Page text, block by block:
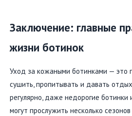
Заключение: главные
жизни ботинок
Уход за кожаными ботинками — это
сушить, пропитывать и давать
регулярно, даже недорогие ботинки
могут прослужить несколько